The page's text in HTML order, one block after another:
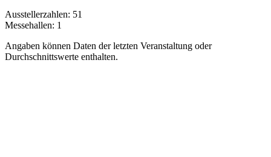
Ausstellerzahlen: 51
Messehallen: 1
Angaben können Daten der letzten Veranstaltung oder
Durchschnittswerte enthalten.